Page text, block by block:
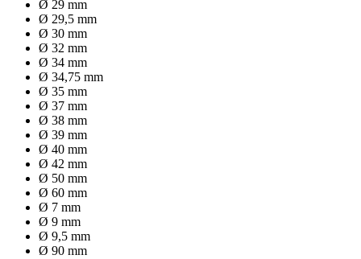
Ø 29 mm
Ø 29,5 mm
Ø 30 mm
Ø 32 mm
Ø 34 mm
Ø 34,75 mm
Ø 35 mm
Ø 37 mm
Ø 38 mm
Ø 39 mm
Ø 40 mm
Ø 42 mm
Ø 50 mm
Ø 60 mm
Ø 7 mm
Ø 9 mm
Ø 9,5 mm
Ø 90 mm